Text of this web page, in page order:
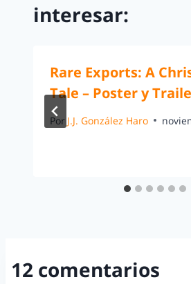
interesar:
Rare Exports: A
Tale – Poster y
Por J.J. González Haro
12 comentarios